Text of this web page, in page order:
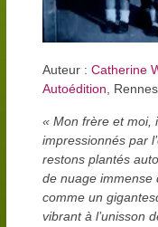
Auteur : Catherine
Autoédition ,
« Mon frère et moi,
impressionnés par
restons plantés
de nuage immense
comme un
vibrant à l’unisson